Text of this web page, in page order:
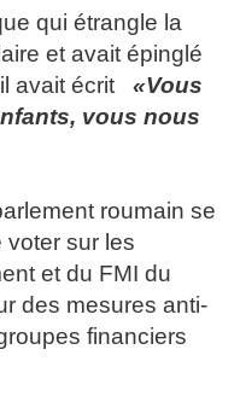
qui étrangle la
et avait épinglé
avait écrit
«Vous
vous nous
roumain se
voter sur les
et du FMI du
des mesures anti-
financiers